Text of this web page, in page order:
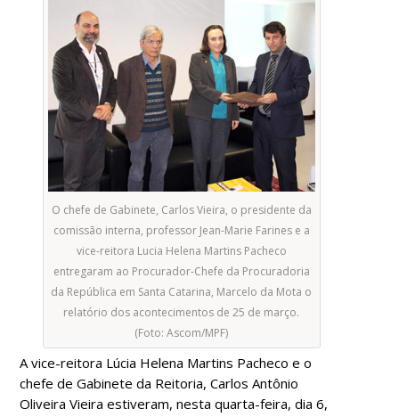
O chefe de Gabinete, Carlos Vieira, o presidente da
comissão interna, professor Jean-Marie Farines e a
vice-reitora Lucia Helena Martins Pacheco
entregaram ao Procurador-Chefe da Procuradoria
da República em Santa Catarina, Marcelo da Mota o
relatório dos acontecimentos de 25 de março.
(Foto: Ascom/MPF)
A vice-reitora Lúcia Helena Martins Pacheco e o
chefe de Gabinete da Reitoria, Carlos Antônio
Oliveira Vieira estiveram, nesta quarta-feira, dia 6,